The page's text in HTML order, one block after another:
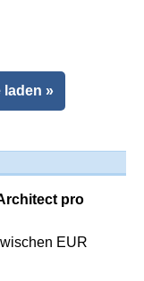
laden »
pro
EUR